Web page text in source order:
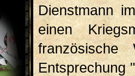
Dienstmann
einen
Entsprechung